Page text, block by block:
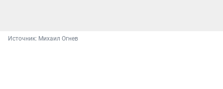
Источник: Михаил Огнев